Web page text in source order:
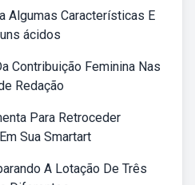
Algumas Características E
ácidos
Contribuição Feminina Nas
Redação
Para Retroceder
Sua Smartart
A Lotação De Três